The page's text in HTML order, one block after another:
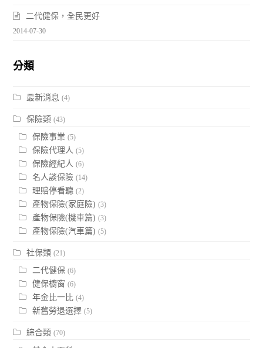
二代健保，全民更好
2014-07-30
分類
最新消息 (4)
保險類 (43)
保險事業 (5)
保險代理人 (5)
保險經紀人 (6)
名人談保險 (14)
理賠停看聽 (2)
產物保險(家庭險) (3)
產物保險(機車篇) (3)
產物保險(汽車篇) (5)
社保類 (21)
二代健保 (6)
健保櫥窗 (6)
年金比一比 (4)
新舊勞退選擇 (5)
綜合類 (70)